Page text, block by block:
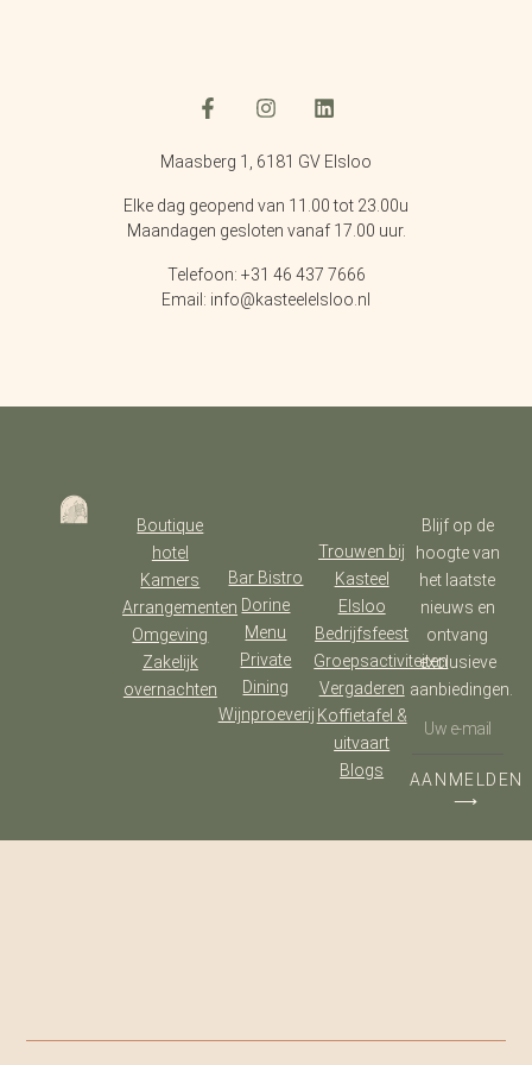
Maasberg 1, 6181 GV Elsloo
Elke dag geopend van 11.00 tot 23.00u
Maandagen gesloten vanaf 17.00 uur.
Telefoon: +31 46 437 7666
Email: info@kasteelelsloo.nl
Boutique
hotel
Kamers
Arrangementen
Omgeving
Zakelijk
overnachten
Bar Bistro
Dorine
Menu
Private
Dining
Wijnproeverij
Trouwen bij
Kasteel
Elsloo
Bedrijfsfeest
Groepsactiviteiten
Vergaderen
Koffietafel &
uitvaart
Blogs
Blijf op de
hoogte van
het laatste
nieuws en
ontvang
exclusieve
aanbiedingen.
AANMELDEN
⟶